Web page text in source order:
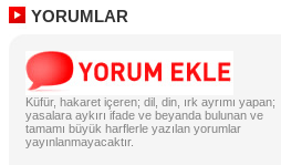
YORUMLAR
Küfür, hakaret içeren; dil, din, ırk ayrımı yapan;
yasalara aykırı ifade ve beyanda bulunan ve
tamamı büyük harflerle yazılan yorumlar
yayınlanmayacaktır.